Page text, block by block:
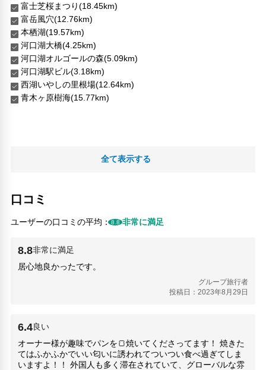
富士芝桜まつり(18.45km)
富岳風穴(12.76km)
本栖湖(19.57km)
河口湖大橋(4.25km)
河口湖オルゴールの森(5.09km)
河口湖駅ビル(3.18km)
西湖いやしの里根場(12.64km)
青木ヶ原樹海(15.77km)
全て表示する
口コミ
ユーザーの口コミの平均：8.8 非常に満足
8.8非常に満足
居心地良かったです。
グループ旅行者
投稿日：2023年8月29日
6.4良い
オーナー様が趣味でパンを🍞焼いてくださってます！ 焼きた
てはふかふかでいい匂いに誘われてついつい食べ過ぎてしま
いますよ！！ 外国人も多く滞在されていて、グローバルな雰